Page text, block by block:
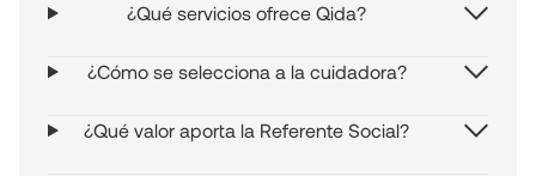
¿Qué servicios ofrece Qida?
¿Cómo se selecciona a la cuidadora?
¿Qué valor aporta la Referente Social?